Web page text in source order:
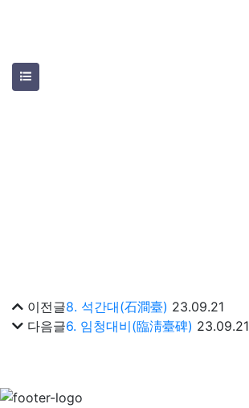
이전글8. 석간대(石澗臺) 23.09.21
다음글6. 임청대비(臨淸臺碑) 23.09.21